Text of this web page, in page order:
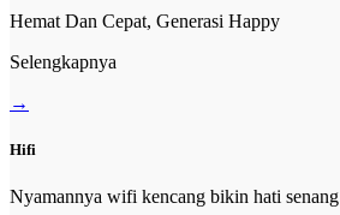
Hemat Dan Cepat, Generasi Happy
Selengkapnya
→
Hifi
Nyamannya wifi kencang bikin hati senang